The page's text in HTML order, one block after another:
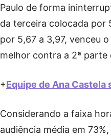
Paulo de forma
da terceira colocada por
por 5,67 a 3,97, venceu
melhor contra a 2ª
+Equipe de Ana
Considerando a faixa
audiência média em